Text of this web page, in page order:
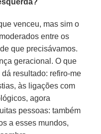
venceu, mas sim o
entre os
que precisávamos.
geracional. O que
resultado: refiro-me
às ligações com
agora
pessoas: também
a esses mundos,